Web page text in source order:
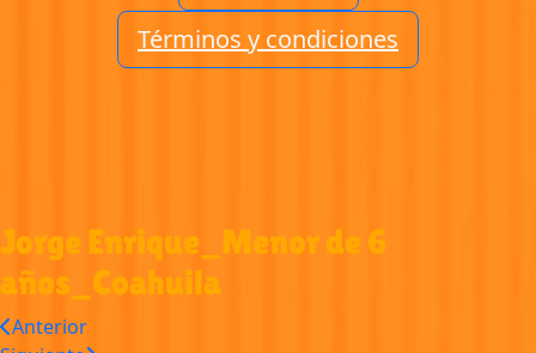
Términos y condiciones
Jorge Enrique_Menor de 6
años_Coahuila
Anterior